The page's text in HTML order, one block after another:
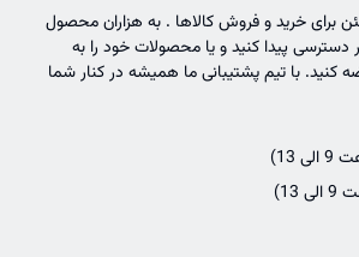
برای خرید و فروش کالاها . به هزاران محصول
دسترسی پیدا کنید و یا محصولات خود را به
کنید. با تیم پشتیبانی ما همیشه در کنار شما